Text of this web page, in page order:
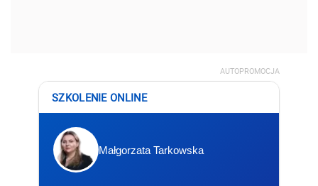
AUTOPROMOCJA
SZKOLENIE ONLINE
Małgorzata Tarkowska